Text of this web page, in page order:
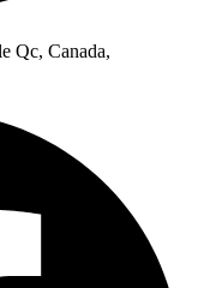
Qc, Canada,